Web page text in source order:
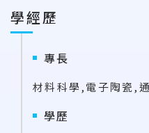
學經歷
專長
材料科學,電子陶瓷,
學歷